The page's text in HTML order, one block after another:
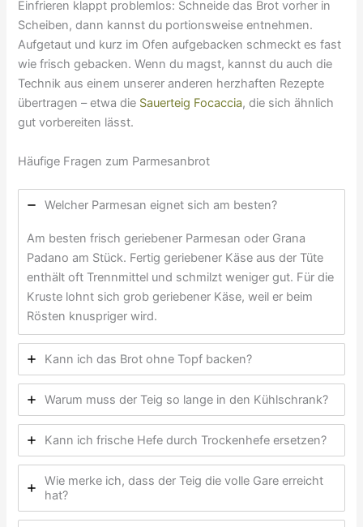
Einfrieren klappt problemlos: Schneide das Brot vorher in
Scheiben, dann kannst du portionsweise entnehmen.
Aufgetaut und kurz im Ofen aufgebacken schmeckt es fast
wie frisch gebacken. Wenn du magst, kannst du auch die
Technik aus einem unserer anderen herzhaften Rezepte
übertragen – etwa die Sauerteig Focaccia, die sich ähnlich
gut vorbereiten lässt.
Häufige Fragen zum Parmesanbrot
Welcher Parmesan eignet sich am besten?
Am besten frisch geriebener Parmesan oder Grana
Padano am Stück. Fertig geriebener Käse aus der Tüte
enthält oft Trennmittel und schmilzt weniger gut. Für die
Kruste lohnt sich grob geriebener Käse, weil er beim
Rösten knuspriger wird.
Kann ich das Brot ohne Topf backen?
Warum muss der Teig so lange in den Kühlschrank?
Kann ich frische Hefe durch Trockenhefe ersetzen?
Wie merke ich, dass der Teig die volle Gare erreicht
hat?